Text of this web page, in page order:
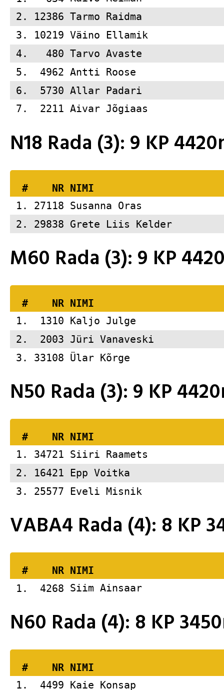
2. 12386 Tarmo Raidma
3. 10219 Väino Ellamik
4.   480 Tarvo Avaste
5.  4962 Antti Roose
6.  5730 Allar Padari
7.  2211 Aivar Jõgiaas
N18 Rada (3): 9 KP
  #    NR
NIMI
1. 27118 Susanna Oras
2. 29838 Grete Liis Kelder
M60 Rada (3): 9 KP
  #    NR
NIMI
1.  1310 Kaljo Julge
2.  2003 Jüri Vanaveski
3. 33108 Ülar Kõrge
N50 Rada (3): 9 KP
  #    NR
NIMI
1. 34721 Siiri Raamets
2. 16421 Epp Voitka
3. 25577 Eveli Misnik
VABA4 Rada (4): 8 KP
  #    NR
NIMI
1.  4268 Siim Ainsaar
N60 Rada (4): 8 KP
  #    NR
NIMI
1.  4499 Kaie Konsap